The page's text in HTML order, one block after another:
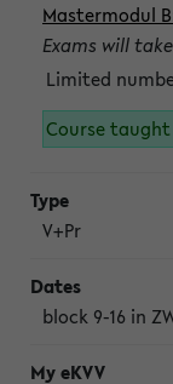
Mastermodul
Exams will
Limited
Course taught
V+Pr
block 9-16 in